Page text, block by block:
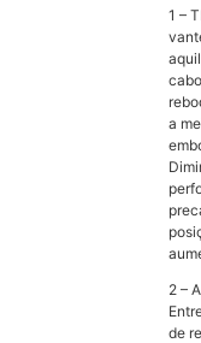
1 –
a
2 –
de